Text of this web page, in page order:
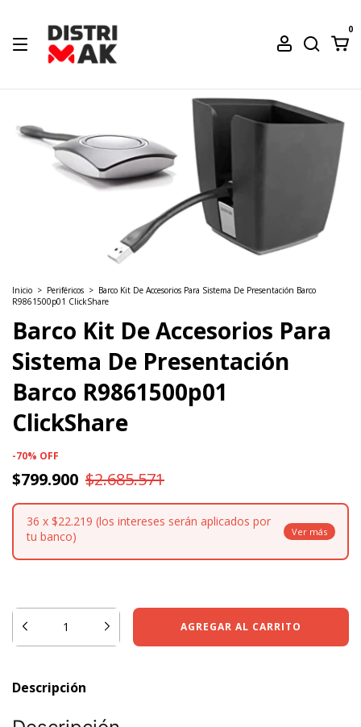
0
Inicio > Periféricos > Barco Kit De Accesorios Para Sistema De Presentación Barco
R9861500p01 ClickShare
Barco Kit De Accesorios Para
Sistema De Presentación
Barco R9861500p01
ClickShare
-70% OFF
$799.900 $2.685.571
36 x $22.219 (los intereses serán aplicados por
tu banco)
Descripción